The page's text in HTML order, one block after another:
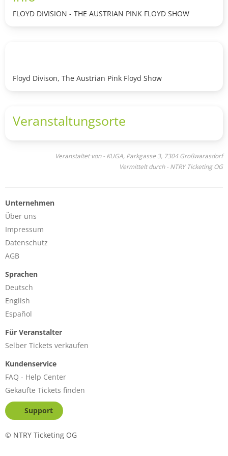
FLOYD DIVISION - THE AUSTRIAN PINK FLOYD SHOW
Floyd Divison, The Austrian Pink Floyd Show
Veranstaltungsorte
Veranstaltet von - KUGA, Parkgasse 3, 7304 Großwarasdorf
Vermittelt durch - NTRY Ticketing OG
Unternehmen
Über uns
Impressum
Datenschutz
AGB
Sprachen
Deutsch
English
Español
Für Veranstalter
Selber Tickets verkaufen
Kundenservice
FAQ - Help Center
Gekaufte Tickets finden
Support
© NTRY Ticketing OG